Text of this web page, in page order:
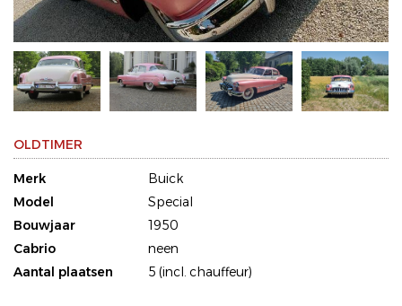
OLDTIMER
Merk
Buick
Model
Special
Bouwjaar
1950
Cabrio
neen
Aantal plaatsen
5 (incl. chauffeur)